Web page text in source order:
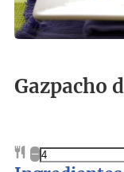
Gazpacho
–